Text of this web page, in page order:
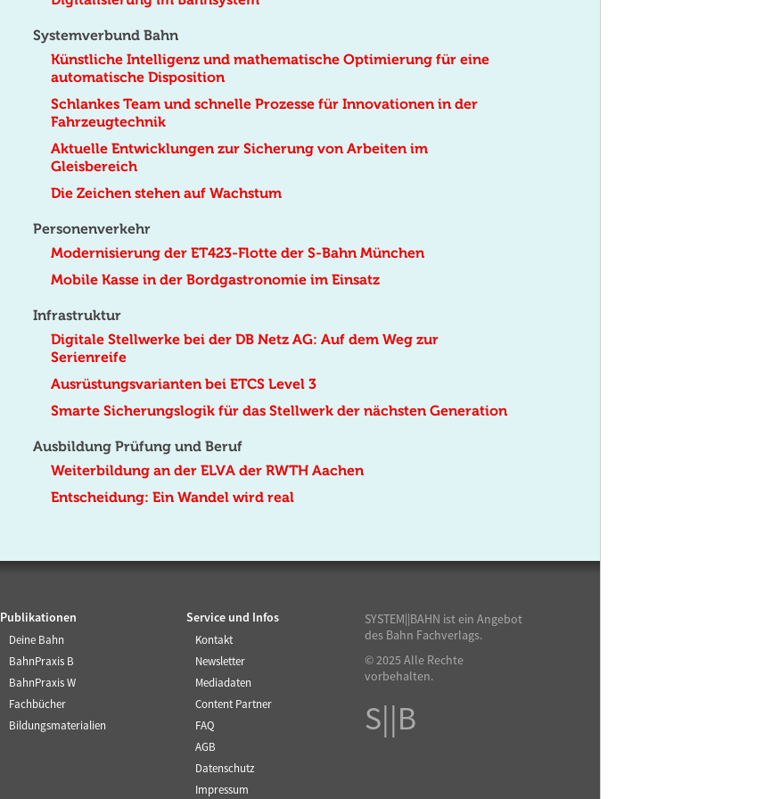
Systemverbund Bahn
Künstliche Intelligenz und mathematische Optimierung für eine
automatische Disposition
Schlankes Team und schnelle Prozesse für Innovationen in der
Fahrzeugtechnik
Aktuelle Entwicklungen zur Sicherung von Arbeiten im
Gleisbereich
Die Zeichen stehen auf Wachstum
Personenverkehr
Modernisierung der ET423-Flotte der S-Bahn München
Mobile Kasse in der Bordgastronomie im Einsatz
Infrastruktur
Digitale Stellwerke bei der DB Netz AG: Auf dem Weg zur
Serienreife
Ausrüstungsvarianten bei ETCS Level 3
Smarte Sicherungslogik für das Stellwerk der nächsten Generation
Ausbildung Prüfung und Beruf
Weiterbildung an der ELVA der RWTH Aachen
Entscheidung: Ein Wandel wird real
Publikationen
Deine Bahn
BahnPraxis B
BahnPraxis W
Fachbücher
Bildungsmaterialien
Service und Infos
Kontakt
Newsletter
Mediadaten
Content Partner
FAQ
AGB
Datenschutz
Impressum
SYSTEM||BAHN ist ein Angebot
des Bahn Fachverlags.
© 2025 Alle Rechte
vorbehalten.
S||B